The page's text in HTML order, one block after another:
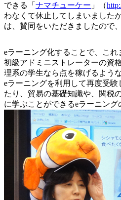
できる「 ナマチューケー 」（
わなくて休止してしまいました
は、賛同をいただきましたので
eラーニング化することで、こ
初級アドミニストレーターの資
理系の学生なら点を稼げるよう
eラーニングを利用して再度受
たり、貿易の基礎知識や、関税
に学ぶことができるeラーニング